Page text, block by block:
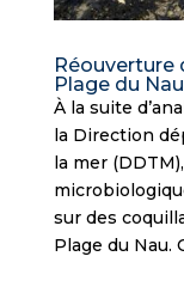
Réouverture
Plage du Nau
À la suite
la Direction
la mer
sur des
Plage du Nau.